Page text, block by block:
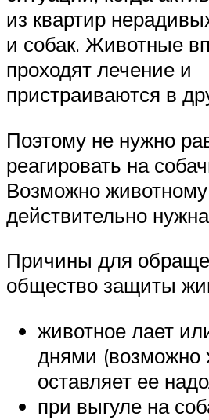
из квартир
и собак. Животные
проходят лечение и
пристраиваются в
Поэтому не нужно
реагировать на
Возможно животному
действительно
Причины для
общество защиты
животное лает
днями (возможно
оставляет ее
при выгуле на